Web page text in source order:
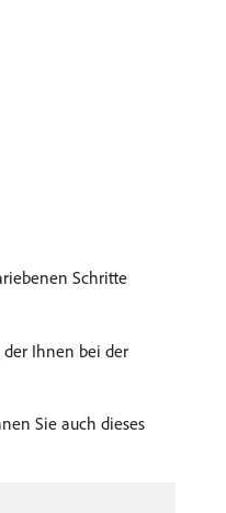
Schritte
Ihnen bei der
Sie auch dieses